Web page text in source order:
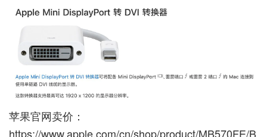
苹果官网卖价：
https://www.apple.com/cn/shop/product/MB570FE/B